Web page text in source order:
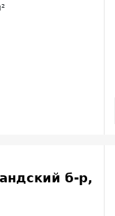
б-р,